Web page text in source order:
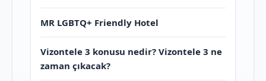
MR LGBTQ+ Friendly Hotel
Vizontele 3 konusu nedir? Vizontele 3 ne
zaman çıkacak?